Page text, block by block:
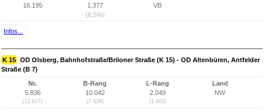
16.195
1.377
(8,5%)
VB
Infos...
K 15 OD Olsberg, Bahnhofstraße/Briloner Straße (K 15) - OD Altenbüren, Antfelder
Straße (B 7)
Nr.
5.836
(13.917)
B-Rang
10.042
(7.638)
L-Rang
2.049
(1.462)
Land
NW